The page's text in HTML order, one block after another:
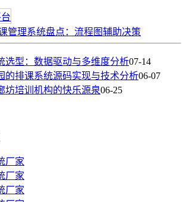
管理系统盘点：流程图辅助决策
选型：数据驱动与多维度分析07-14
的排课系统源码实现与技术分析06-07
坊培训机构的快乐源泉06-25
厂家
厂家
厂家